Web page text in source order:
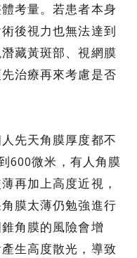
考量。若患者本身
後視力也無法達到
藏黃斑部、視網膜
治療再來考慮是否
先天角膜厚度都不
600微米，有人角膜
再加上高度近視，
膜太薄仍勉強進行
角膜的風險會增
生高度散光，導致